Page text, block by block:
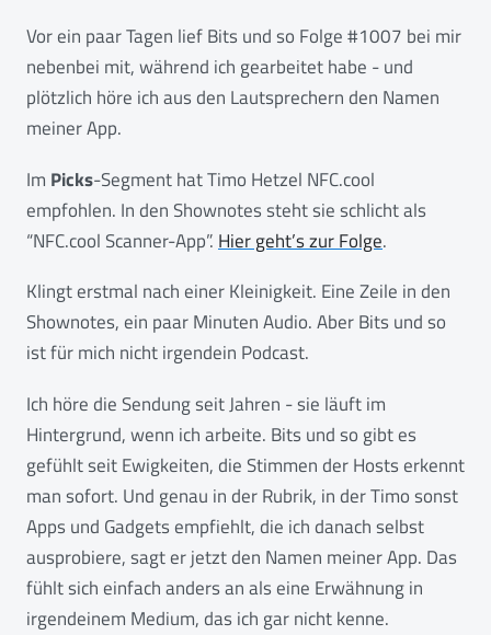
Vor ein paar Tagen lief Bits und so Folge #1007 bei mir
nebenbei mit, während ich gearbeitet habe - und
plötzlich höre ich aus den Lautsprechern den Namen
meiner App.
Im Picks-Segment hat Timo Hetzel NFC.cool
empfohlen. In den Shownotes steht sie schlicht als
“NFC.cool Scanner-App”. Hier geht’s zur Folge.
Klingt erstmal nach einer Kleinigkeit. Eine Zeile in den
Shownotes, ein paar Minuten Audio. Aber Bits und so
ist für mich nicht irgendein Podcast.
Ich höre die Sendung seit Jahren - sie läuft im
Hintergrund, wenn ich arbeite. Bits und so gibt es
gefühlt seit Ewigkeiten, die Stimmen der Hosts erkennt
man sofort. Und genau in der Rubrik, in der Timo sonst
Apps und Gadgets empfiehlt, die ich danach selbst
ausprobiere, sagt er jetzt den Namen meiner App. Das
fühlt sich einfach anders an als eine Erwähnung in
irgendeinem Medium, das ich gar nicht kenne.